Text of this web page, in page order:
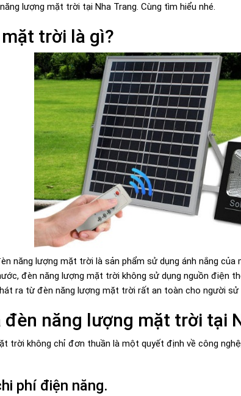
lượng mặt trời tại Nha Trang. Cùng tìm hiểu nhé.
trời là gì?
năng lượng mặt trời là sản phẩm sử dụng ánh nắng
đèn năng lượng mặt trời không sử dụng nguồn điện
ra từ đèn năng lượng mặt trời rất an toàn cho người
đèn năng lượng mặt trời tại
trời không chỉ đơn thuần là một quyết định về công
phí điện năng.